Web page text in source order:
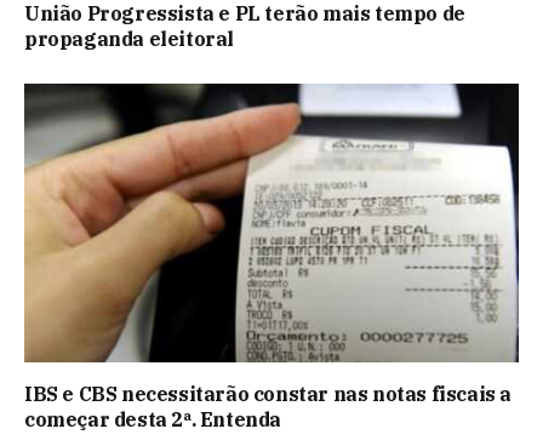
União Progressista e PL terão mais tempo de
propaganda eleitoral
IBS e CBS necessitarão constar nas notas fiscais a
começar desta 2ª. Entenda